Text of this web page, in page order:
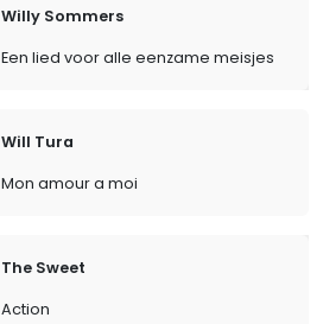
Willy Sommers
Een lied voor alle eenzame meisjes
Will Tura
Mon amour a moi
The Sweet
Action